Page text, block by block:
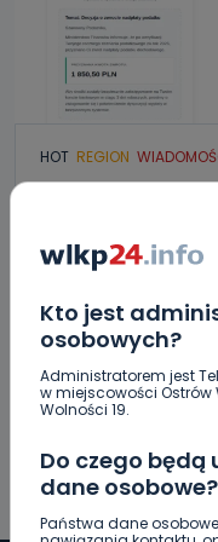
Kto jest
osobowych?
Administratorem jest
w miejscowości Ostrów
Wolności 19.
Do czego będą
dane osobowe?
Państwa dane
HOT REGION
Uważaj na
Skarbowego
07.08.2026 18:08
Sebastian